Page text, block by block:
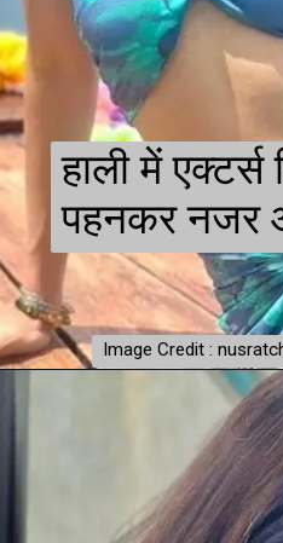
Image Credit :
हाली में एक्टर्स
पहनकर नजर